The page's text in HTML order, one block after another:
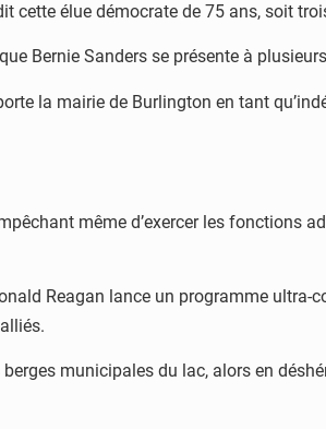
élue démocrate de 75 ans, soit
Bernie Sanders se présente à
la mairie de Burlington en tant
même d’exercer les fonctions
Reagan lance un programme ultra-
municipales du lac, alors en